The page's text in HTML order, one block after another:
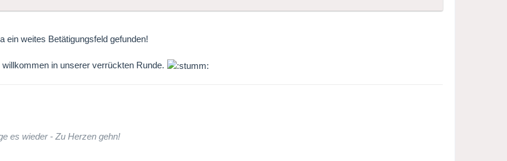
ein weites Betätigungsfeld gefunden!
in unserer verrückten Runde.
es wieder - Zu Herzen gehn!